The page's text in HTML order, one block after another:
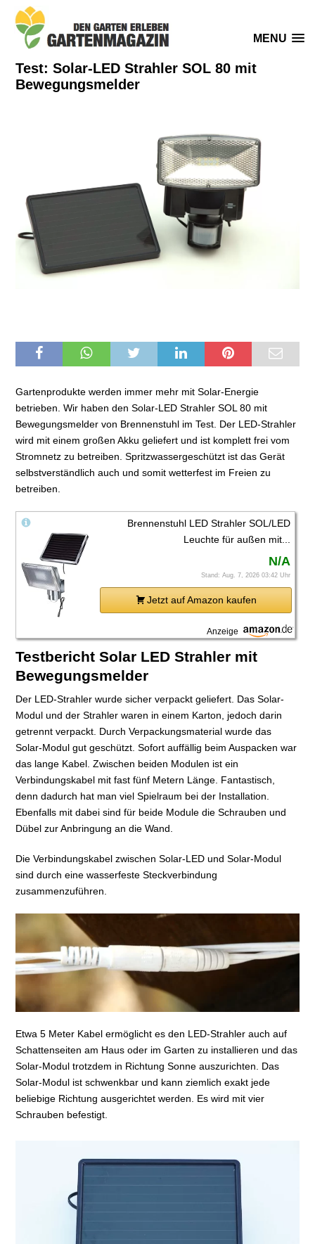
MENU
Test: Solar-LED Strahler SOL 80 mit
Bewegungsmelder
Gartenprodukte werden immer mehr mit Solar-Energie
betrieben. Wir haben den Solar-LED Strahler SOL 80 mit
Bewegungsmelder von Brennenstuhl im Test. Der LED-Strahler
wird mit einem großen Akku geliefert und ist komplett frei vom
Stromnetz zu betreiben. Spritzwassergeschützt ist das Gerät
selbstverständlich auch und somit wetterfest im Freien zu
betreiben.
Brennenstuhl LED Strahler SOL/LED
Leuchte für außen mit...
N/A
Stand: Aug. 7, 2026 03:42 Uhr
Jetzt auf Amazon kaufen
Anzeige
Testbericht Solar LED Strahler mit
Bewegungsmelder
Der LED-Strahler wurde sicher verpackt geliefert. Das Solar-
Modul und der Strahler waren in einem Karton, jedoch darin
getrennt verpackt. Durch Verpackungsmaterial wurde das
Solar-Modul gut geschützt. Sofort auffällig beim Auspacken war
das lange Kabel. Zwischen beiden Modulen ist ein
Verbindungskabel mit fast fünf Metern Länge. Fantastisch,
denn dadurch hat man viel Spielraum bei der Installation.
Ebenfalls mit dabei sind für beide Module die Schrauben und
Dübel zur Anbringung an die Wand.
Die Verbindungskabel zwischen Solar-LED und Solar-Modul
sind durch eine wasserfeste Steckverbindung
zusammenzuführen.
Etwa 5 Meter Kabel ermöglicht es den LED-Strahler auch auf
Schattenseiten am Haus oder im Garten zu installieren und das
Solar-Modul trotzdem in Richtung Sonne auszurichten. Das
Solar-Modul ist schwenkbar und kann ziemlich exakt jede
beliebige Richtung ausgerichtet werden. Es wird mit vier
Schrauben befestigt.